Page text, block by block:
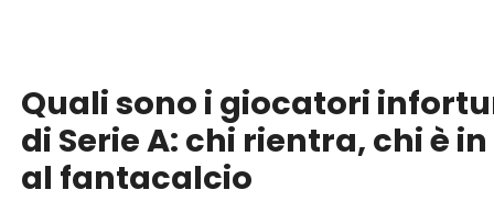
Quali sono i giocatori
di Serie A: chi rientra, chi è
al fantacalcio